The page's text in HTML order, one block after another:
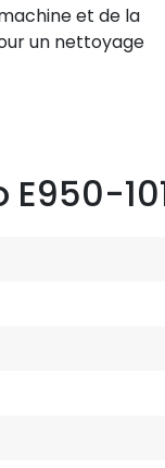
et de la
un nettoyage